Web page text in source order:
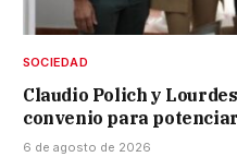
SOCIEDAD
Claudio Polich y
convenio para
6 de agosto de 2026